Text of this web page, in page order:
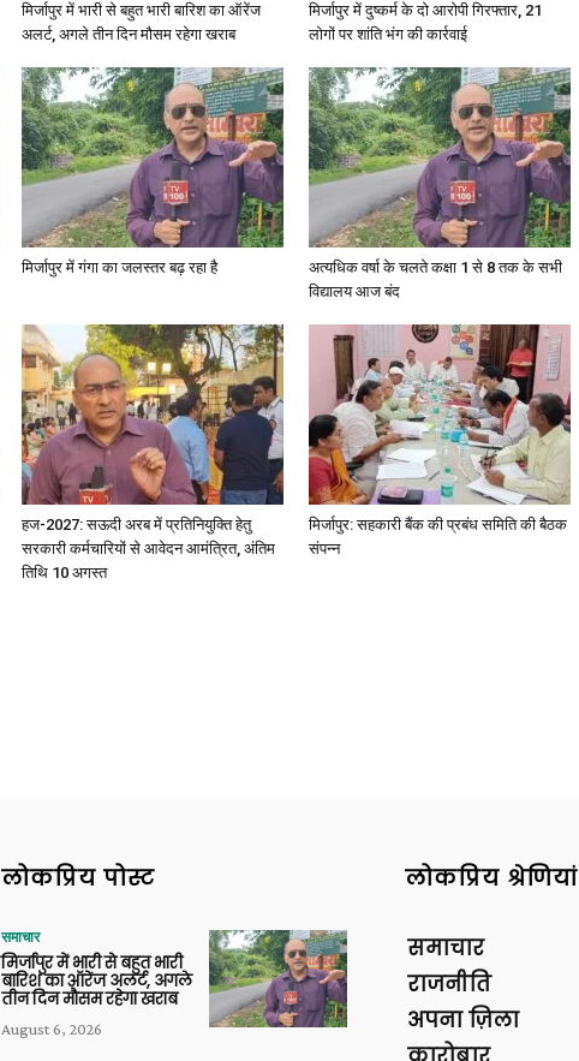
News
Paper
मिर्जापुर में भारी से बहुत भारी बारिश का ऑरेंज
अलर्ट, अगले तीन दिन मौसम रहेगा खराब
मिर्जापुर में दुष्कर्म के दो आरोपी गिरफ्तार, 21
लोगों पर शांति भंग की कार्रवाई
मिर्जापुर में गंगा का जलस्तर बढ़ रहा है
अत्यधिक वर्षा के चलते कक्षा 1 से 8 तक के सभी
विद्यालय आज बंद
हज-2027: सऊदी अरब में प्रतिनियुक्ति हेतु
सरकारी कर्मचारियों से आवेदन आमंत्रित, अंतिम
तिथि 10 अगस्त
मिर्जापुर: सहकारी बैंक की प्रबंध समिति की बैठक
संपन्न
लोकप्रिय पोस्ट
समाचार
मिर्जापुर में भारी से बहुत भारी
बारिश का ऑरेंज अलर्ट, अगले
तीन दिन मौसम रहेगा खराब
August 6, 2026
लोकप्रिय श्रेणियां
समाचार
राजनीति
अपना ज़िला